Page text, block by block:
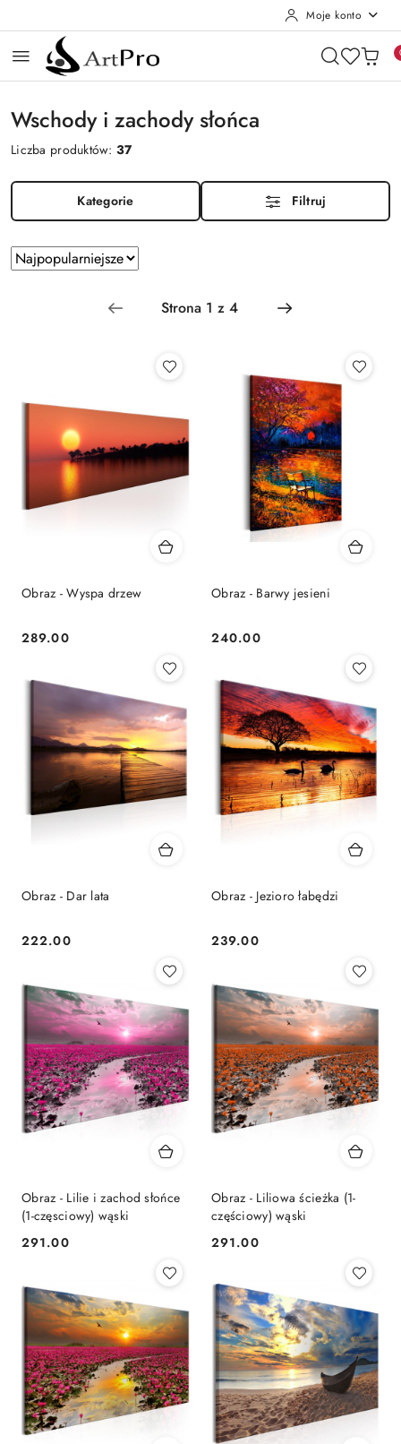
Moje konto
Wschody i zachody słońca
Liczba produktów:37
Kategorie Filtruj
Zastosowano
sortowanie:
Najpopularniejsze.
Sortuj
według
Obraz - Wyspa drzew
Cena:
289.00
Obraz - Barwy jesieni
Cena:
240.00
Obraz - Dar lata
Cena:
222.00
Obraz - Jezioro łabędzi
Cena:
239.00
Obraz - Lilie i zachod słońce
(1-częsciowy) wąski
Cena:
291.00
Obraz - Liliowa ścieżka (1-
częściowy) wąski
Cena:
291.00